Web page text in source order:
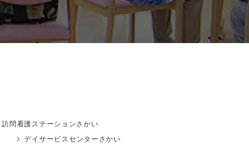
訪問看護ステーションさかい
デイサービスセンターさかい